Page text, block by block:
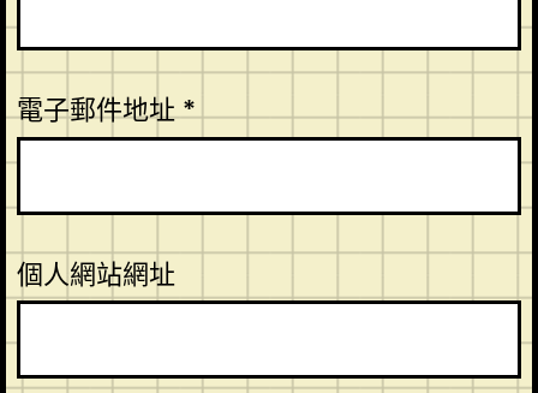
電子郵件地址*
個人網站網址